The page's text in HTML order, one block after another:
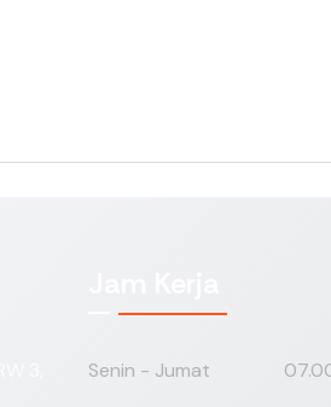
Senin - Jumat